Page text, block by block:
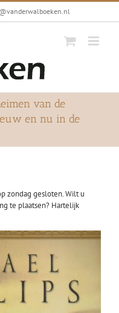
van de
en nu in de
zondag gesloten. Wilt u
te plaatsen? Hartelijk